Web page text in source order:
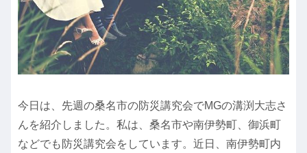
今日は、先週の桑名市の防災講究会でMGの溝渕大志さ
んを紹介しました。私は、桑名市や南伊勢町、御浜町
などでも防災講究会をしています。近日、南伊勢町内